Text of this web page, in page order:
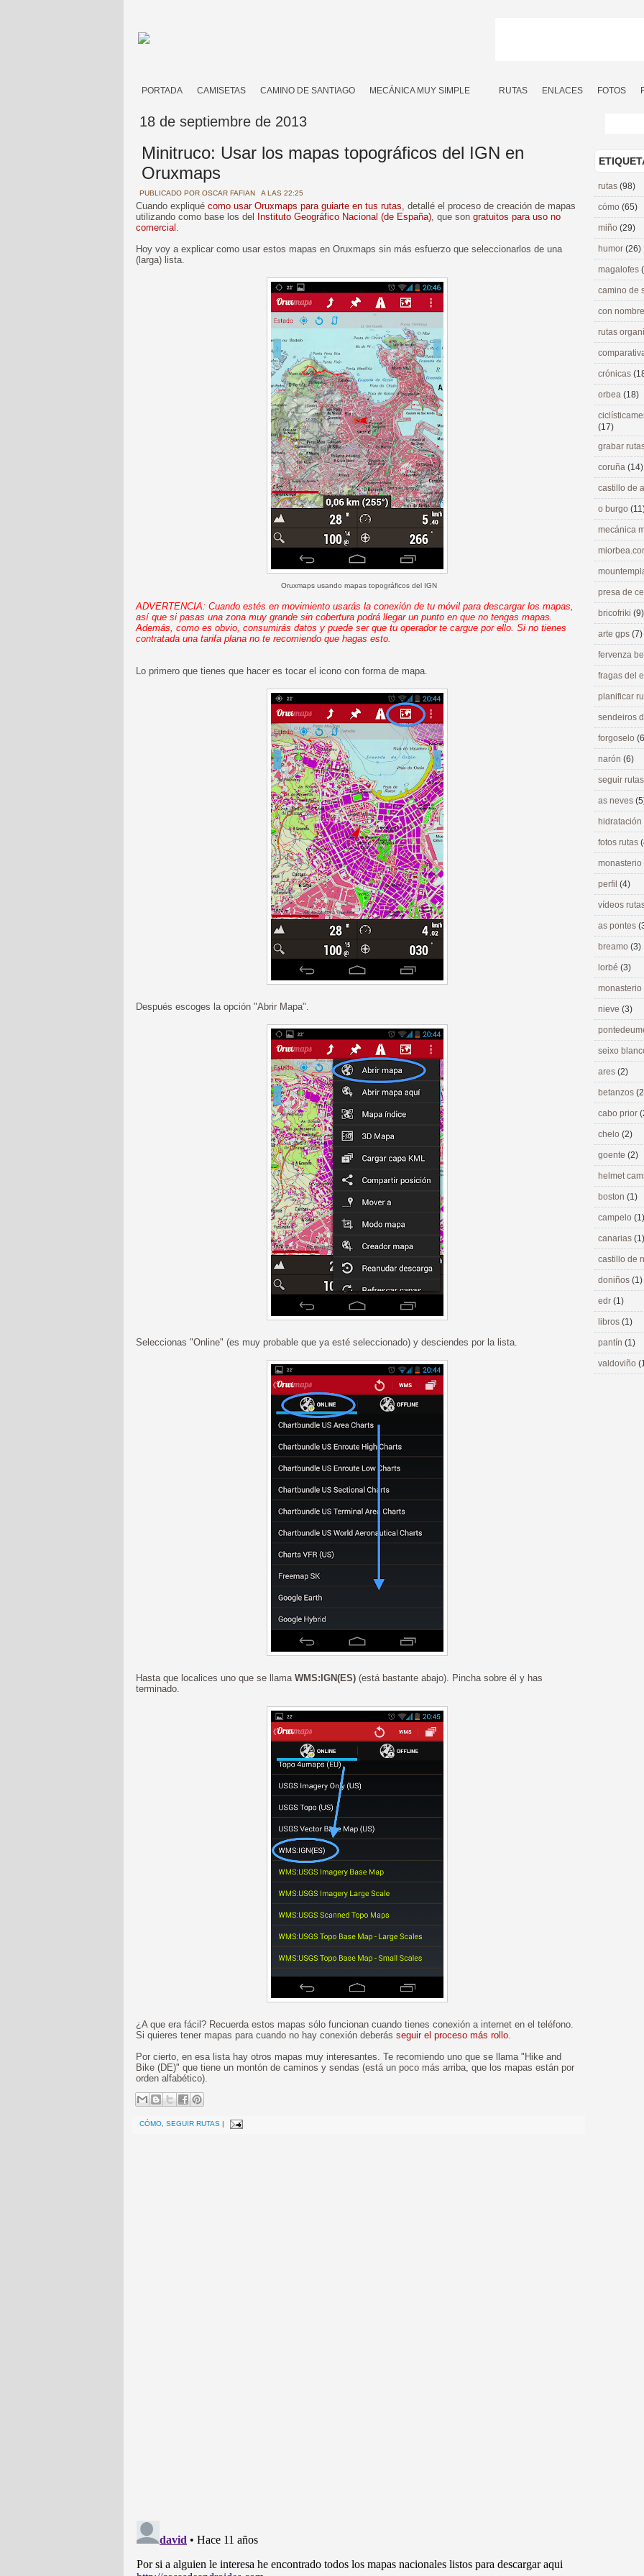
PORTADA CAMISETAS CAMINO DE SANTIAGO MECÁNICA MUY SIMPLE RUTAS ENLACES FOTOS
18 de septiembre de 2013
Minitruco: Usar los mapas topográficos del IGN en
Oruxmaps
PUBLICADO POR OSCAR FAFIAN A LAS 22:25
Cuando expliqué como usar Oruxmaps para guiarte en tus rutas, detallé el proceso de creación de mapas
utilizando como base los del
Instituto Geográfico Nacional (de España), que son gratuitos para uso no
comercial .
Hoy voy a explicar como usar estos mapas en Oruxmaps sin más esfuerzo que seleccionarlos de una
(larga) lista.
Oruxmaps usando mapas topográficos del IGN
ADVERTENCIA: Cuando estés en movimiento usarás la conexión de tu móvil para descargar los mapas,
así que si pasas una zona muy grande sin cobertura podrá llegar un punto en que no tengas mapas.
Además, como es obvio, consumirás datos y puede ser que tu operador te cargue por ello. Si no tienes
contratada una tarifa plana no te recomiendo que hagas esto.
Lo primero que tienes que hacer es tocar el icono con forma de mapa.
Después escoges la opción "Abrir Mapa".
Seleccionas "Online" (es muy probable que ya esté seleccionado) y desciendes por la lista.
Hasta que localices uno que se llama WMS:IGN(ES) (está bastante abajo). Pincha sobre él y has
terminado.
¿A que era fácil? Recuerda estos mapas sólo funcionan cuando tienes conexión a internet en el teléfono.
Si quieres tener mapas para cuando no hay conexión deberás seguir el proceso más rollo.
Por cierto, en esa lista hay otros mapas muy interesantes. Te recomiendo uno que se llama "Hike and
Bike (DE)" que tiene un montón de caminos y sendas (está un poco más arriba, que los mapas están por
orden alfabético).
CÓMO SEGUIR RUTAS |
rutas (98)
cómo (65)
miño (29)
humor (26)
magalofes
camino de
con
rutas
crónicas
orbea (18)
(17)
grabar
coruña (14)
castillo de
o burgo
mecánica
presa de
bricofriki (9)
arte gps (7)
fervenza
fragas del
planificar
sendeiros
forgoselo
narón (6)
seguir
as neves
hidratación
fotos rutas
perfil (4)
vídeos
as pontes
breamo (3)
lorbé (3)
nieve (3)
seixo
ares (2)
betanzos
cabo prior
chelo (2)
goente (2)
helmet
boston (1)
campelo (1)
canarias (1)
castillo de
doniños (1)
edr (1)
libros (1)
pantín (1)
valdoviño